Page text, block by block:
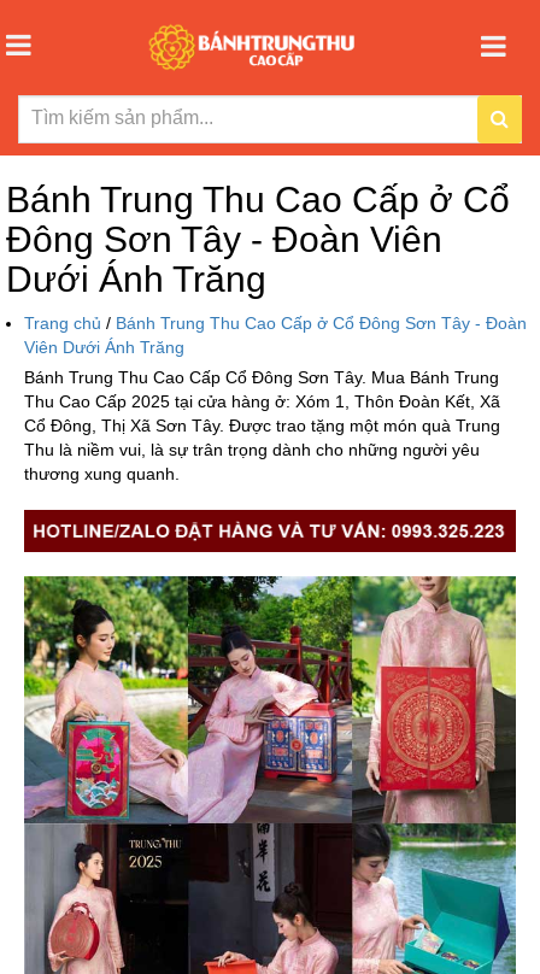
Bánh Trung Thu Cao Cấp ở Cổ
Đông Sơn Tây - Đoàn Viên
Dưới Ánh Trăng
Trang chủ / Bánh Trung Thu Cao Cấp ở Cổ Đông Sơn Tây - Đoàn
Viên Dưới Ánh Trăng
Bánh Trung Thu Cao Cấp Cổ Đông Sơn Tây. Mua Bánh Trung
Thu Cao Cấp 2025 tại cửa hàng ở: Xóm 1, Thôn Đoàn Kết, Xã
Cổ Đông, Thị Xã Sơn Tây. Được trao tặng một món quà Trung
Thu là niềm vui, là sự trân trọng dành cho những người yêu
thương xung quanh.